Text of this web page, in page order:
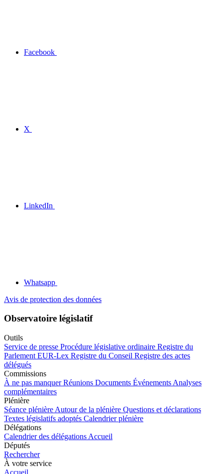
Facebook
X
LinkedIn
Whatsapp
Avis de protection des données
Observatoire législatif
Outils
Service de presse Procédure législative ordinaire Registre du
Parlement EUR-Lex Registre du Conseil Registre des actes
délégués
Commissions
À ne pas manquer Réunions Documents Événements Analyses
complémentaires
Plénière
Séance plénière Autour de la plénière Questions et déclarations
Textes législatifs adoptés Calendrier plénière
Délégations
Calendrier des délégations Accueil
Députés
Rechercher
À votre service
Accueil